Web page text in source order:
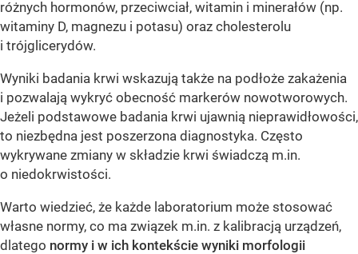
różnych hormonów, przeciwciał, witamin i minerałów (np.
witaminy D, magnezu i potasu) oraz cholesterolu
i trójglicerydów.
Wyniki badania krwi wskazują także na podłoże zakażenia
i pozwalają wykryć obecność markerów nowotworowych.
Jeżeli podstawowe badania krwi ujawnią nieprawidłowości,
to niezbędna jest poszerzona diagnostyka. Często
wykrywane zmiany w składzie krwi świadczą m.in.
o niedokrwistości.
Warto wiedzieć, że każde laboratorium może stosować
własne normy, co ma związek m.in. z kalibracją urządzeń,
dlatego normy i w ich kontekście wyniki morfologii